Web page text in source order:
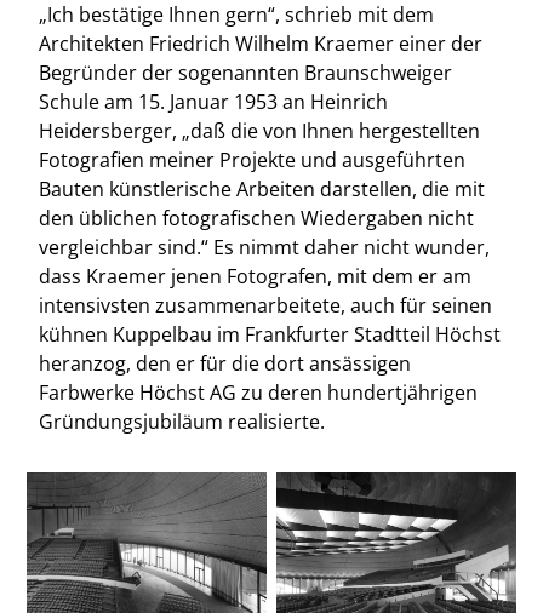
„Ich bestätige Ihnen gern“, schrieb mit dem
Architekten Friedrich Wilhelm Kraemer einer der
Begründer der sogenannten Braunschweiger
Schule am 15. Januar 1953 an Heinrich
Heidersberger, „daß die von Ihnen hergestellten
Fotografien meiner Projekte und ausgeführten
Bauten künstlerische Arbeiten darstellen, die mit
den üblichen fotografischen Wiedergaben nicht
vergleichbar sind.“ Es nimmt daher nicht wunder,
dass Kraemer jenen Fotografen, mit dem er am
intensivsten zusammenarbeitete, auch für seinen
kühnen Kuppelbau im Frankfurter Stadtteil Höchst
heranzog, den er für die dort ansässigen
Farbwerke Höchst AG zu deren hundertjährigen
Gründungsjubiläum realisierte.